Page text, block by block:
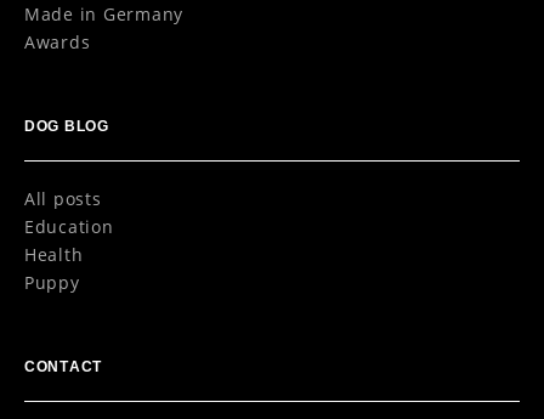
Made in Germany
Awards
DOG BLOG
All posts
Education
Health
Puppy
CONTACT